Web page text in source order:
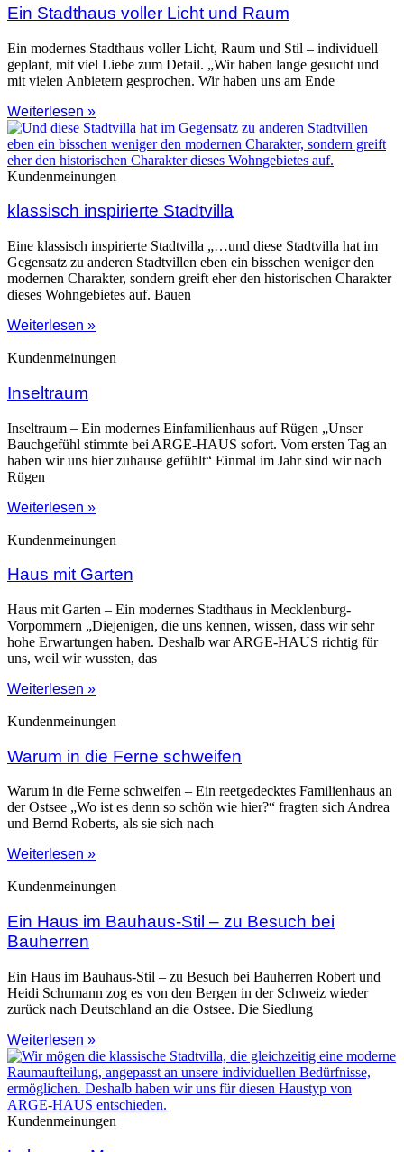
Ein Stadthaus voller Licht und Raum
Ein modernes Stadthaus voller Licht, Raum und Stil – individuell
geplant, mit viel Liebe zum Detail. „Wir haben lange gesucht und
mit vielen Anbietern gesprochen. Wir haben uns am Ende
Weiterlesen »
Kundenmeinungen
klassisch inspirierte Stadtvilla
Eine klassisch inspirierte Stadtvilla „…und diese Stadtvilla hat im
Gegensatz zu anderen Stadtvillen eben ein bisschen weniger den
modernen Charakter, sondern greift eher den historischen Charakter
dieses Wohngebietes auf. Bauen
Weiterlesen »
Kundenmeinungen
Inseltraum
Inseltraum – Ein modernes Einfamilienhaus auf Rügen „Unser
Bauchgefühl stimmte bei ARGE-HAUS sofort. Vom ersten Tag an
haben wir uns hier zuhause gefühlt“ Einmal im Jahr sind wir nach
Rügen
Weiterlesen »
Kundenmeinungen
Haus mit Garten
Haus mit Garten – Ein modernes Stadthaus in Mecklenburg-
Vorpommern „Diejenigen, die uns kennen, wissen, dass wir sehr
hohe Erwartungen haben. Deshalb war ARGE-HAUS richtig für
uns, weil wir wussten, das
Weiterlesen »
Kundenmeinungen
Warum in die Ferne schweifen
Warum in die Ferne schweifen – Ein reetgedecktes Familienhaus an
der Ostsee „Wo ist es denn so schön wie hier?“ fragten sich Andrea
und Bernd Roberts, als sie sich nach
Weiterlesen »
Kundenmeinungen
Ein Haus im Bauhaus-Stil – zu Besuch bei
Bauherren
Ein Haus im Bauhaus-Stil – zu Besuch bei Bauherren Robert und
Heidi Schumann zog es von den Bergen in der Schweiz wieder
zurück nach Deutschland an die Ostsee. Die Siedlung
Weiterlesen »
Kundenmeinungen